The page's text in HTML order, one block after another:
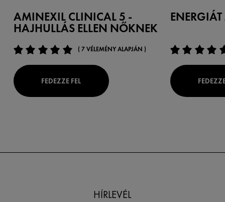
AMINEXIL CLINICAL 5 -
HAJHULLÁS ELLEN NŐKNEK
( 7 VÉLEMÉNY ALAPJÁN )
FEDEZZE FEL
HÍRLEVÉL